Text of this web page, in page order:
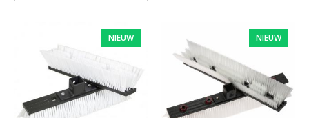
NIEUW NIEUW